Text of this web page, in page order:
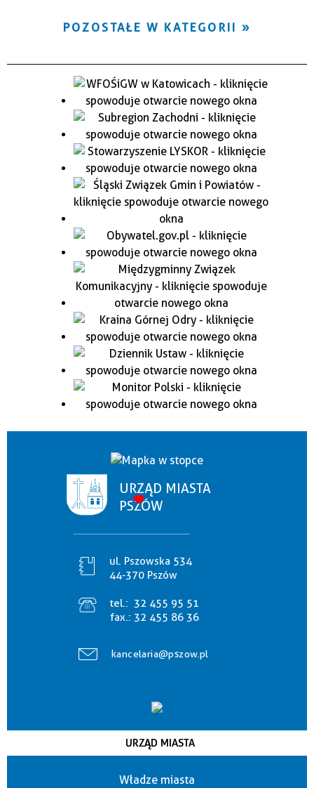
POZOSTAŁE W KATEGORII
URZĄD MIASTA
PSZÓW
ul. Pszowska 534
44-370 Pszów
tel.: 32 455 95 51
fax.: 32 455 86 36
kancelaria@pszow.pl
URZĄD MIASTA
Władze miasta